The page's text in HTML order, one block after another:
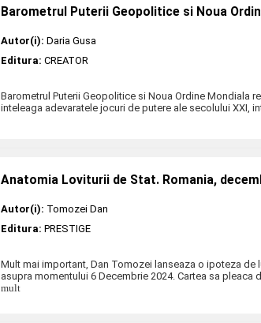
Barometrul Puterii Geopolitice si Noua
Autor(i): Daria Gusa
Editura: CREATOR
Barometrul Puterii Geopolitice si Noua Ordine Mondiala
inteleaga adevaratele jocuri de putere ale secolului XXI,
Anatomia Loviturii de Stat. Romania,
Autor(i): Tomozei Dan
Editura: PRESTIGE
Mult mai important, Dan Tomozei lanseaza o ipoteza de
asupra momentului 6 Decembrie 2024. Cartea sa pleaca
mult